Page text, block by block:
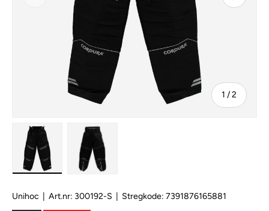
1 /af
2
Unihoc Art.nr: 300192-S Stregkode: 7391876165881